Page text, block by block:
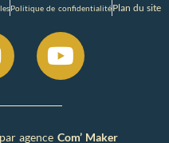
Politique de confidentialitéPlan du site
agence Com’ Maker